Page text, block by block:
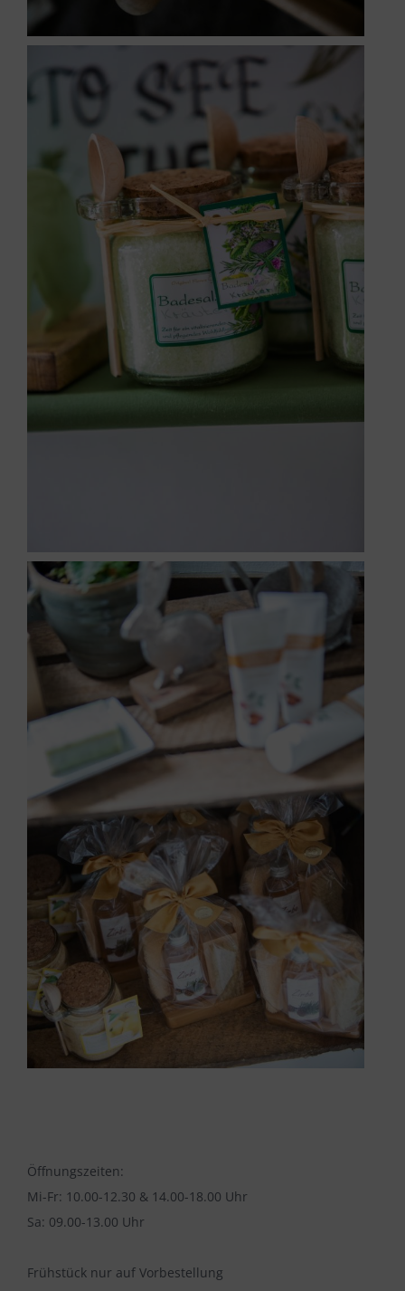
Öffnungszeiten:
Mi-Fr: 10.00-12.30 & 14.00-18.00 Uhr
Sa: 09.00-13.00 Uhr
Frühstück nur auf Vorbestellung